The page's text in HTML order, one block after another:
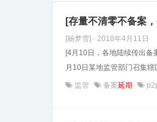
[存量不清零不备案
[杨梦雪] · 2018年4月11日
[4月10日，各地陆续传出备
月10日某地监管部门召集
监管 备案延期